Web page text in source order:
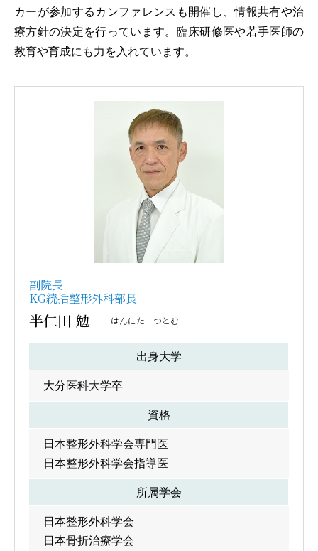
カーが参加するカンファレンスも開催し、情報共有や治
療方針の決定を行っています。臨床研修医や若手医師の
教育や育成にも力を入れています。
副院長
KG統括整形外科部長
半仁田 勉 はんにた つとむ
出身大学
大分医科大学卒
資格
日本整形外科学会専門医
日本整形外科学会指導医
所属学会
日本整形外科学会
日本骨折治療学会